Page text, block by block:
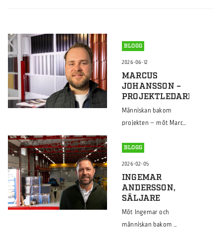
BLOGG
2026-06-12
MARCUS
JOHANSSON –
PROJEKTLEDARE
Människan bakom
projekten – möt Marcus
byggprojekt finns
människor som får idéer
att bli verklighet. En av
dem är Marcus –
projektledare hos oss
sedan den 12 januari.
Med erfarenhet från
BLOGG
2026-02-05
INGEMAR
ANDERSSON,
SÄLJARE
Möt Ingemar och
människan bakom